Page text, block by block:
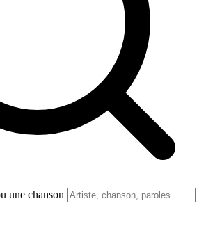
une chanson